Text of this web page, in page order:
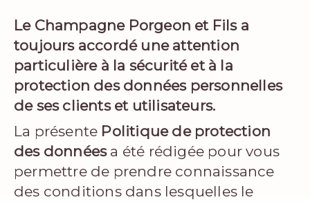
Le Champagne Porgeon et Fils a
toujours accordé une attention
particulière à la sécurité et à la
protection des données personnelles
de ses clients et utilisateurs.
La présente Politique de protection
des donnéesa été rédigée pour vous
permettre de prendre connaissance
des conditions dans lesquelles le